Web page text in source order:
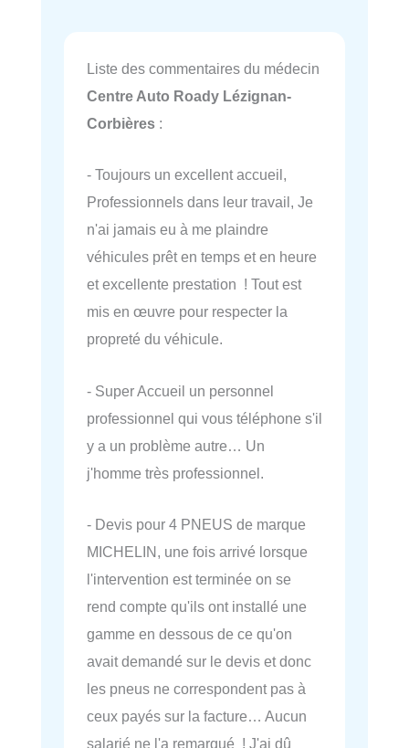
Liste des commentaires du médecin
Centre Auto Roady Lézignan-
Corbières :
- Toujours un excellent accueil,
Professionnels dans leur travail, Je
n'ai jamais eu à me plaindre
véhicules prêt en temps et en heure
et excellente prestation ! Tout est
mis en œuvre pour respecter la
propreté du véhicule.
- Super Accueil un personnel
professionnel qui vous téléphone s'il
y a un problème autre… Un
j'homme très professionnel.
- Devis pour 4 PNEUS de marque
MICHELIN, une fois arrivé lorsque
l'intervention est terminée on se
rend compte qu'ils ont installé une
gamme en dessous de ce qu'on
avait demandé sur le devis et donc
les pneus ne correspondent pas à
ceux payés sur la facture… Aucun
salarié ne l'a remarqué ! J'ai dû